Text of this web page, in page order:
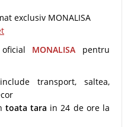
exclusiv MONALISA
MONALISA
pentru
transport, saltea,
toata tara in 24 de ore la